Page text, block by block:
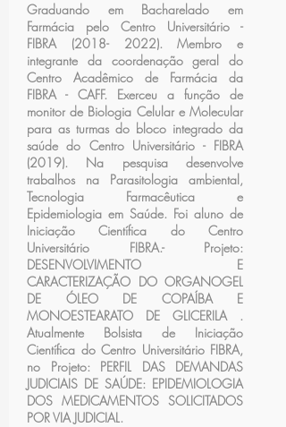
Graduando em Bacharelado em
Farmácia pelo Centro Universitário -
FIBRA (2018- 2022). Membro e
integrante da coordenação geral do
Centro Acadêmico de Farmácia da
FIBRA - CAFF. Exerceu a função de
monitor de Biologia Celular e Molecular
para as turmas do bloco integrado da
saúde do Centro Universitário - FIBRA
(2019). Na pesquisa desenvolve
trabalhos na Parasitologia ambiental,
Tecnologia Farmacêutica e
Epidemiologia em Saúde. Foi aluno de
Iniciação Científica do Centro
Universitário FIBRA.- Projeto:
DESENVOLVIMENTO E
CARACTERIZAÇÃO DO ORGANOGEL
DE ÓLEO DE COPAÍBA E
MONOESTEARATO DE GLICERILA .
Atualmente Bolsista de Iniciação
Científica do Centro Universitário FIBRA,
no Projeto: PERFIL DAS DEMANDAS
JUDICIAIS DE SAÚDE: EPIDEMIOLOGIA
DOS MEDICAMENTOS SOLICITADOS
POR VIA JUDICIAL.